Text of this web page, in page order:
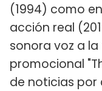
(1994) como
acción real
sonora voz a
promocional
de noticias por